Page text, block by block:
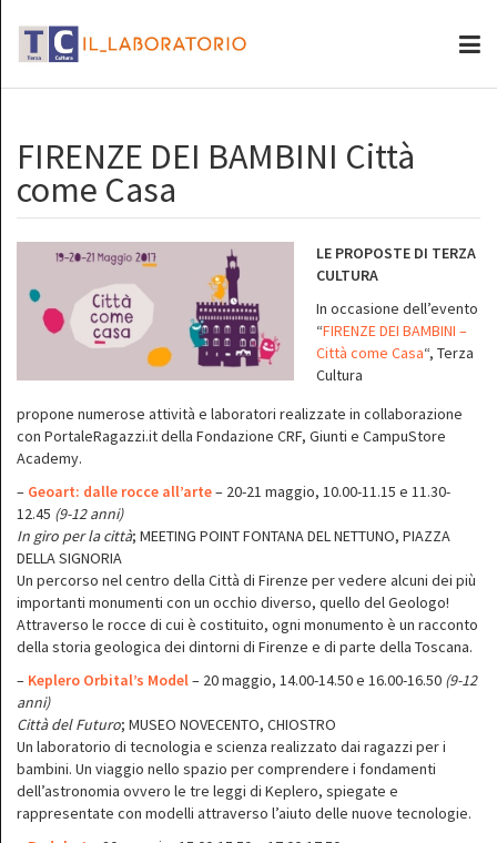
FIRENZE DEI BAMBINI Città
come Casa
LE PROPOSTE DI TERZA
CULTURA
In occasione dell’evento
“FIRENZE DEI BAMBINI –
Città come Casa“, Terza
Cultura
propone numerose attività e laboratori realizzate in collaborazione
con PortaleRagazzi.it della Fondazione CRF, Giunti e CampuStore
Academy.
– Geoart: dalle rocce all’arte– 20-21 maggio, 10.00-11.15 e 11.30-
12.45 (9-12 anni)
In giro per la città; MEETING POINT FONTANA DEL NETTUNO, PIAZZA
DELLA SIGNORIA
Un percorso nel centro della Città di Firenze per vedere alcuni dei più
importanti monumenti con un occhio diverso, quello del Geologo!
Attraverso le rocce di cui è costituito, ogni monumento è un racconto
della storia geologica dei dintorni di Firenze e di parte della Toscana.
– Keplero Orbital’s Model– 20 maggio, 14.00-14.50 e 16.00-16.50 (9-12
anni)
Città del Futuro; MUSEO NOVECENTO, CHIOSTRO
Un laboratorio di tecnologia e scienza realizzato dai ragazzi per i
bambini. Un viaggio nello spazio per comprendere i fondamenti
dell’astronomia ovvero le tre leggi di Keplero, spiegate e
rappresentate con modelli attraverso l’aiuto delle nuove tecnologie.